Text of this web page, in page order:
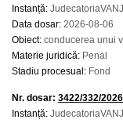
Instanță:
Data dosar: 2026-08-06
Obiect: conducerea unui
Materie juridică: Penal
Stadiu procesual: Fond
Nr. dosar: 3422/332/
Instanță: